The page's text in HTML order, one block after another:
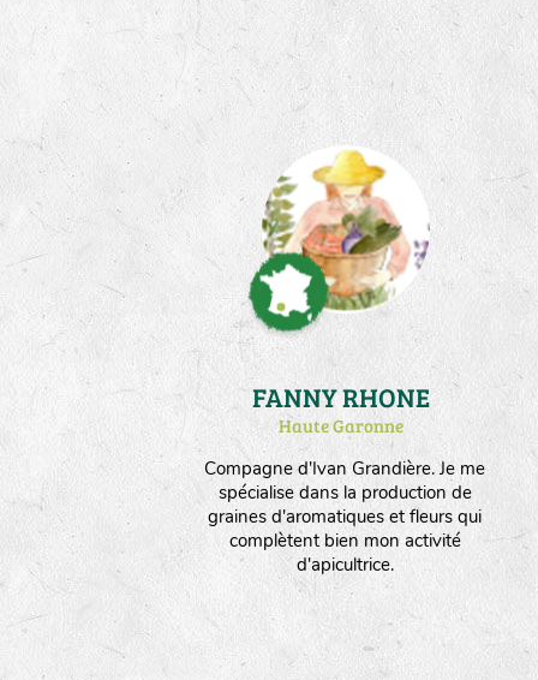
Compagne d'Ivan Grandière. Je me
spécialise dans la production de
graines d'aromatiques et fleurs qui
complètent bien mon activité
d'apicultrice.
FANNY RHONE
Haute Garonne